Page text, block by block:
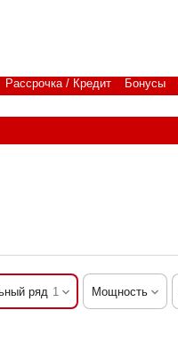
Рассрочка / Кредит Бонусы
ряд 1 Мощность